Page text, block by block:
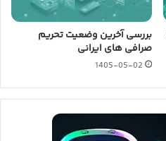
بررسی آخرین وضعیت تحریم
صرافی های ایرانی
1405-05-02